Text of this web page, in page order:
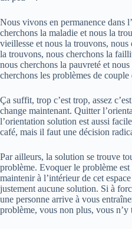
Nous vivons en permanence dans
cherchons la maladie et nous la
vieillesse et nous la trouvons,
la trouvons, nous cherchons la
nous cherchons la pauvreté et
cherchons les problèmes de
Ça suffit, trop c’est trop, assez
change maintenant. Quitter
l’orientation solution est aussi
café, mais il faut une décision
Par ailleurs, la solution se trouve
problème. Evoquer le problème est
maintenir à l’intérieur de cet
justement aucune solution. Si à
une personne arrive à vous
problème, vous non plus, vous